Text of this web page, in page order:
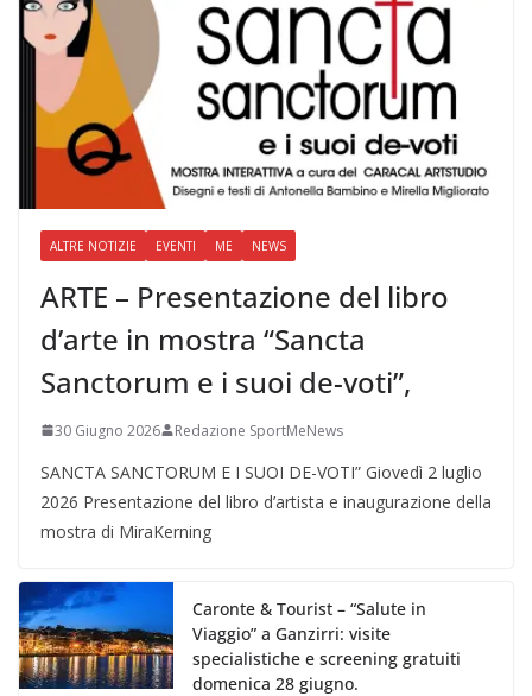
ALTRE NOTIZIE EVENTI ME NEWS
ARTE – Presentazione del libro
d’arte in mostra “Sancta
Sanctorum e i suoi de-voti”,
30 Giugno 2026 Redazione SportMeNews
SANCTA SANCTORUM E I SUOI DE-VOTI” Giovedì 2 luglio
2026 Presentazione del libro d’artista e inaugurazione della
mostra di MiraKerning
Caronte & Tourist – “Salute in
Viaggio” a Ganzirri: visite
specialistiche e screening gratuiti
domenica 28 giugno.